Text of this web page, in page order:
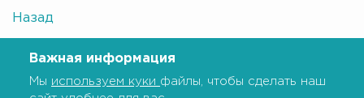
Назад
Важная информация
Мы используем куки файлы, чтобы сделать наш